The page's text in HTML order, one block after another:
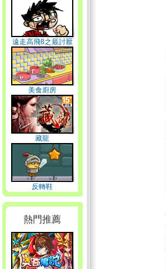
遠走高飛8之最討厭
窗戶了
美食廚房
藏龍
反轉鞋
熱門推薦